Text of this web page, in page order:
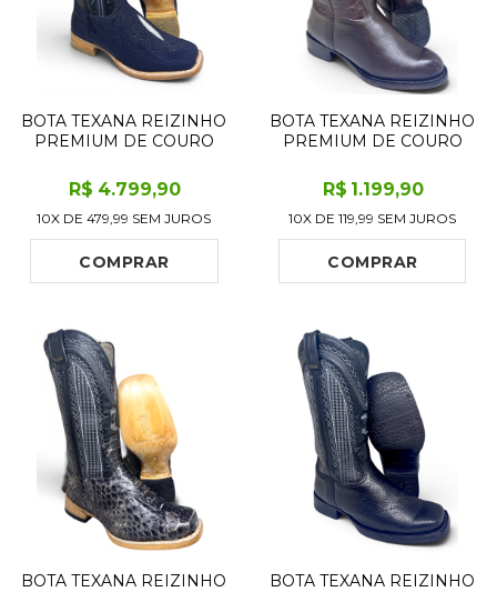
BOTA TEXANA REIZINHO
PREMIUM DE COURO
DEEP BLUE LIMITED
EDITION - CANO ALTO,
BICO QUADRADO -
SOLADO DE COURO
ARTESANAL INJETADO
R$ 4.799,90
10X DE479,99 SEM JUROS
COMPRAR
BOTA TEXANA REIZINHO
PREMIUM DE COURO
MARROM CAFÉ LIMITED
EDITION - CANO MÉDIO,
BICO REDONDO -
SOLADO DE COURO
ARTESANAL
R$ 1.199,90
10X DE119,99 SEM JUROS
COMPRAR
BOTA TEXANA REIZINHO
BOTA TEXANA REIZINHO